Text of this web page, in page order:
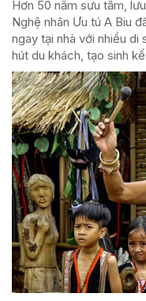
Hơn 50 năm sưu tầm,
Nghệ nhân Ưu tú A Biu
ngay tại nhà với nhiều di
hút du khách, tạo sinh